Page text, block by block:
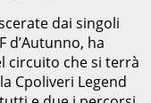
dai singoli
d’Autunno, ha
circuito che si terrà
Cpoliveri Legend